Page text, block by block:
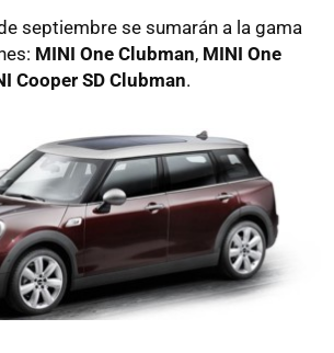
septiembre se sumarán a la gama
MINI One Clubman, MINI One
Cooper SD Clubman.